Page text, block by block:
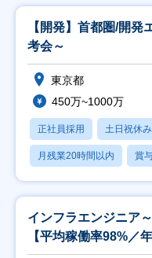
【開発】首都圏/開
考会～
東京都
450万~1000万
正社員採用 土日祝休み
月残業20時間以内 賞
インフラエンジニア
【平均稼働率98%／